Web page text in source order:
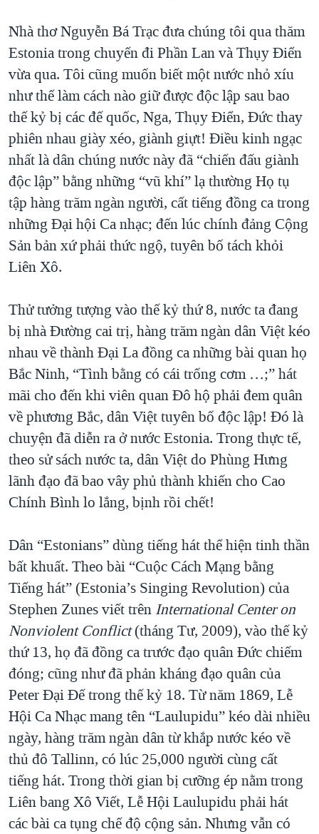
Nhà thơ Nguyễn Bá Trạc đưa chúng tôi qua thăm
Estonia trong chuyến đi Phần Lan và Thụy Điển
vừa qua. Tôi cũng muốn biết một nước nhỏ xíu
như thế làm cách nào giữ được độc lập sau bao
thế kỷ bị các đế quốc, Nga, Thụy Điển, Đức thay
phiên nhau giày xéo, giành giựt! Điều kinh ngạc
nhất là dân chúng nước này đã “chiến đấu giành
độc lập” bằng những “vũ khí” lạ thường Họ tụ
tập hàng trăm ngàn người, cất tiếng đồng ca trong
những Đại hội Ca nhạc; đến lúc chính đảng Cộng
Sản bản xứ phải thức ngộ, tuyên bố tách khỏi
Liên Xô.
Thử tưởng tượng vào thế kỷ thứ 8, nước ta đang
bị nhà Đường cai trị, hàng trăm ngàn dân Việt kéo
nhau về thành Đại La đồng ca những bài quan họ
Bắc Ninh, “Tình bằng có cái trống cơm …;” hát
mãi cho đến khi viên quan Đô hộ phải đem quân
về phương Bắc, dân Việt tuyên bố độc lập! Đó là
chuyện đã diễn ra ở nước Estonia. Trong thực tế,
theo sử sách nước ta, dân Việt do Phùng Hưng
lãnh đạo đã bao vây phủ thành khiến cho Cao
Chính Bình lo lắng, bịnh rồi chết!
Dân “Estonians” dùng tiếng hát thể hiện tinh thần
bất khuất. Theo bài “Cuộc Cách Mạng bằng
Tiếng hát” (Estonia’s Singing Revolution) của
Stephen Zunes viết trên International Center on
Nonviolent Conflict(tháng Tư, 2009), vào thế kỷ
thứ 13, họ đã đồng ca trước đạo quân Đức chiếm
đóng; cũng như đã phản kháng đạo quân của
Peter Đại Đế trong thế kỷ 18. Từ năm 1869, Lễ
Hội Ca Nhạc mang tên “Laulupidu” kéo dài nhiều
ngày, hàng trăm ngàn dân từ khắp nước kéo về
thủ đô Tallinn, có lúc 25,000 người cùng cất
tiếng hát. Trong thời gian bị cưỡng ép nằm trong
Liên bang Xô Viết, Lễ Hội Laulupidu phải hát
các bài ca tụng chế độ cộng sản. Nhưng vẫn có